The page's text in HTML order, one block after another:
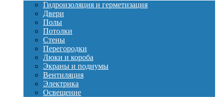
Гидроизоляция и герметизация
Двери
Полы
Потолки
Стены
Перегородки
Люки и короба
Экраны и подиумы
Вентиляция
Электрика
Освещение